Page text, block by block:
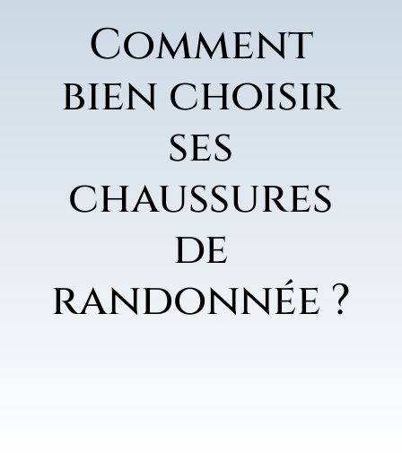
Comment
bien choisir
ses
chaussures
de
randonnée ?